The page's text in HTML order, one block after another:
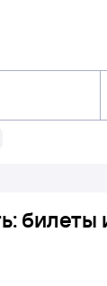
билеты